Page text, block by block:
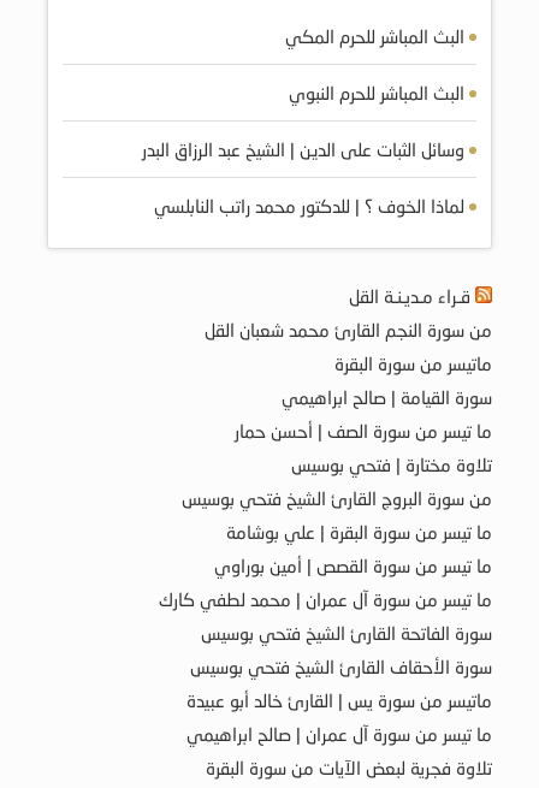
البث المباشر للحرم المكي
البث المباشر للحرم النبوي
وسائل الثبات على الدين | الشيخ عبد الرزاق البدر
لماذا الخوف ؟ | للدكتور محمد راتب النابلسي
قـراء مـديـنـة القل
من سورة النجم القارئ محمد شعبان القل
ماتيسر من سورة البقرة
سورة القيامة | صالح ابراهيمي
ما تيسر من سورة الصف | أحسن حمار
تلاوة مختارة | فتحي بوسيس
من سورة البروج القارئ الشيخ فتحي بوسيس
ما تيسر من سورة البقرة | علي بوشامة
ما تيسر من سورة القصص | أمين بوراوي
ما تيسر من سورة آل عمران | محمد لطفي كارك
سورة الفاتحة القارئ الشيخ فتحي بوسيس
سورة الأحقاف القارئ الشيخ فتحي بوسيس
ماتيسر من سورة يس | القارئ خالد أبو عبيدة
ما تيسر من سورة آل عمران | صالح ابراهيمي
تلاوة فجرية لبعض الآيات من سورة البقرة